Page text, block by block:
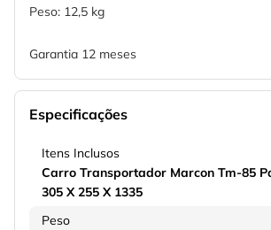
Peso: 12,5 kg
Garantia 12 meses
Especificações
Itens Inclusos
Carro Transportador Marcon Tm-85
305 X 255 X 1335
Peso